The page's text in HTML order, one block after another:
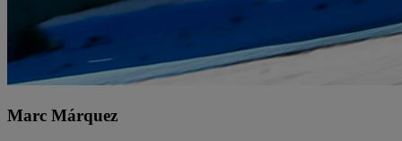
Marc Márquez